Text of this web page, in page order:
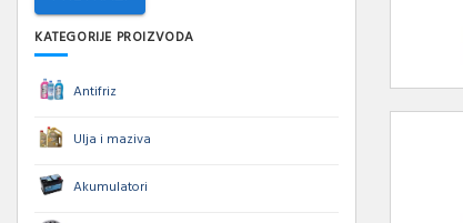
KATEGORIJE PROIZVODA
Antifriz
Ulja i maziva
Akumulatori